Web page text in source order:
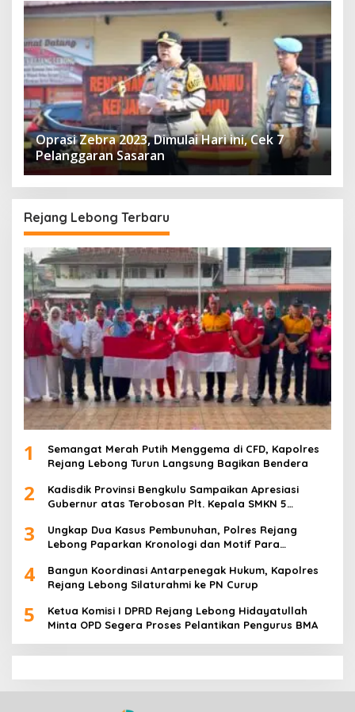
Oprasi Zebra 2023, Dimulai Hari ini, Cek 7
Pelanggaran Sasaran
Rejang Lebong Terbaru
1
Semangat Merah Putih Menggema di CFD, Kapolres
Rejang Lebong Turun Langsung Bagikan Bendera
2
Kadisdik Provinsi Bengkulu Sampaikan Apresiasi
Gubernur atas Terobosan Plt. Kepala SMKN 5
3
Ungkap Dua Kasus Pembunuhan, Polres Rejang
Lebong Paparkan Kronologi dan Motif Para
4
Bangun Koordinasi Antarpenegak Hukum, Kapolres
Rejang Lebong Silaturahmi ke PN Curup
5
Ketua Komisi I DPRD Rejang Lebong Hidayatullah
Minta OPD Segera Proses Pelantikan Pengurus BMA